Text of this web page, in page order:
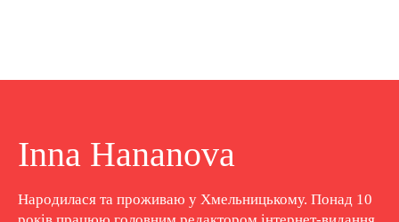
Inna Hananova
Народилася та проживаю у Хмельницькому. Понад 10